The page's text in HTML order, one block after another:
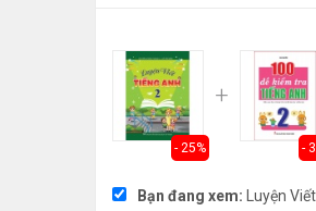
- 25% -
Bạn đang xem: Luyện